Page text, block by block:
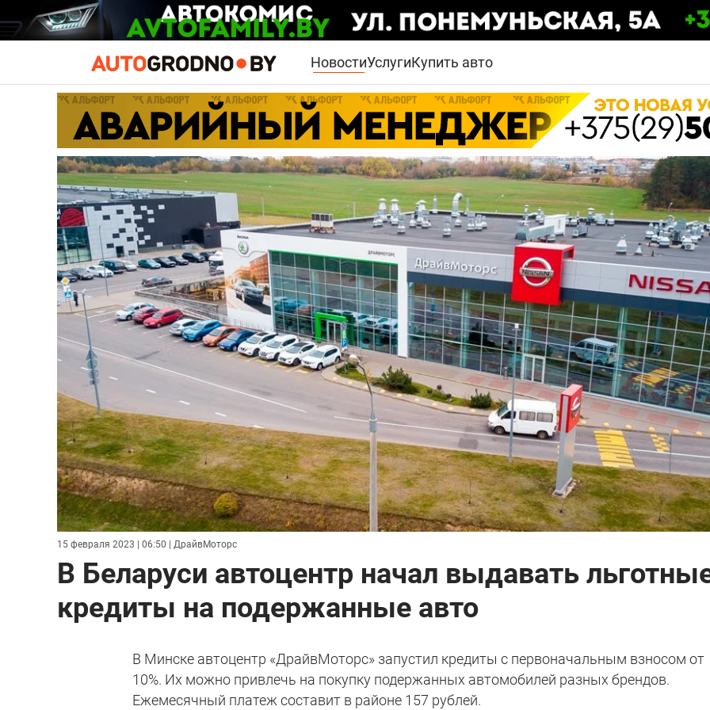
НовостиУслугиКупить авто
15 февраля 2023 | 06:50 | ДрайвМоторс
В Беларуси автоцентр начал выдавать
кредиты на подержанные авто
В Минске автоцентр «ДрайвМоторс» запустил кредиты с первоначальным взносом от
10%. Их можно привлечь на покупку подержанных автомобилей разных брендов.
Ежемесячный платеж составит в районе 157 рублей.